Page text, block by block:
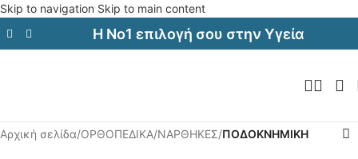
Skip to navigation Skip to main content
Η Νο1 επιλογή σου στην Υγεία
Αρχική σελίδα/ΟΡΘΟΠΕΔΙΚΑ/ΝΑΡΘΗΚΕΣ/ΠΟΔΟΚΝΗΜΙΚΗ